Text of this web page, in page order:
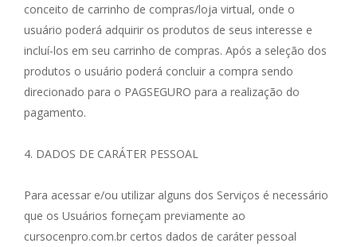
conceito de carrinho de compras/loja virtual, onde o
usuário poderá adquirir os produtos de seus interesse e
incluí-los em seu carrinho de compras. Após a seleção dos
produtos o usuário poderá concluir a compra sendo
direcionado para o PAGSEGURO para a realização do
pagamento.
4. DADOS DE CARÁTER PESSOAL
Para acessar e/ou utilizar alguns dos Serviços é necessário
que os Usuários forneçam previamente ao
cursocenpro.com.br certos dados de caráter pessoal